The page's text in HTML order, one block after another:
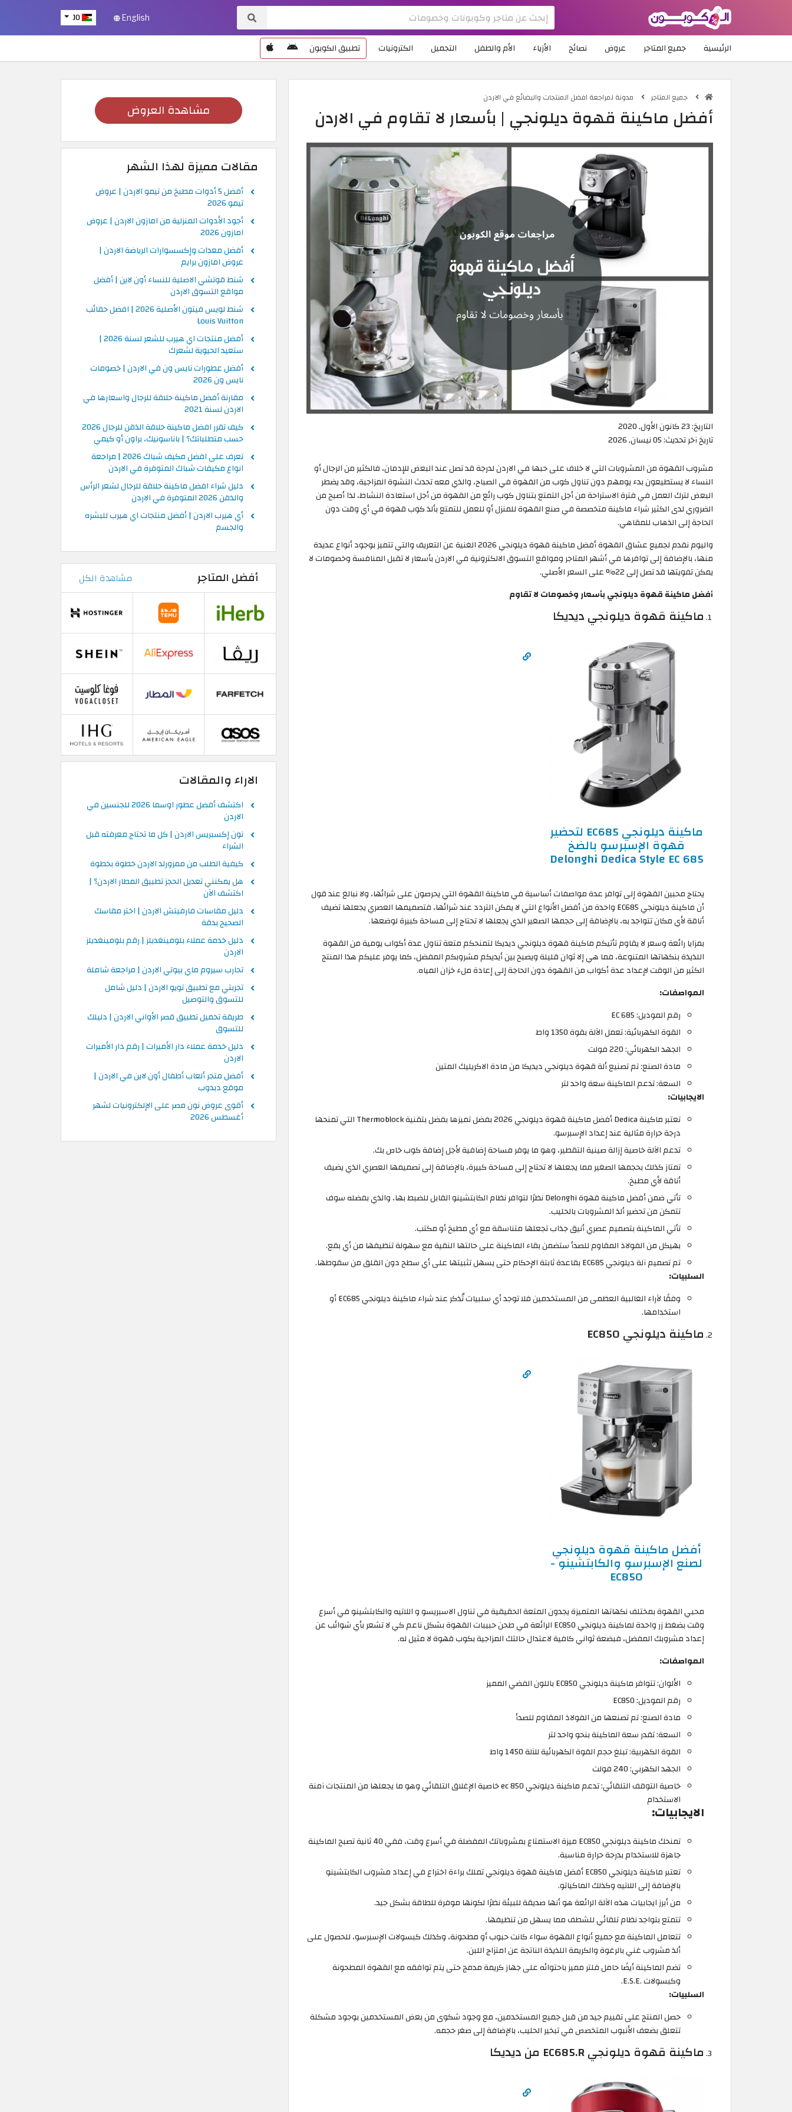
JO English
الرئيسية جميع المتاجر عروض نصائح الأزياء الأم والطفل التجميل الكترونيات تطبيق الكوبون
جميع المتاجر مدونة لمراجعة افضل المنتجات والبضائع في الاردن
أفضل ماكينة قهوة ديلونجي | بأسعار لا تقاوم في الاردن
التاريخ:23 كانون الأول, 2020
تاريخ آخر تحديث:05 نيسان, 2026
مشروب القهوة من المشروبات التي لا خلاف على حبها في الاردن لدرجة قد تصل عند البعض للإدمان، فالكثير من الرجال أو
النساء لا يستطيعون بدء يومهم دون تناول كوب من القهوة في الصباح، والذي معه تحدث النشوة المزاجية، وقد يضطر
البعض لترك العمل في فترة الاستراحة من أجل التمتع بتناول كوب رائع من القهوة من أجل استعادة النشاط، لذا أصبح من
الضروري لدى الكثير شراء ماكينة متخصصة في صنع القهوة للمنزل أو للعمل للتمتع بألذ كوب قهوة في أي وقت دون
الحاجة إلى الذهاب للمقاهي.
واليوم نقدم لجميع عشاق القهوة أفضل ماكينة قهوة ديلونجي 2026 الغنية عن التعريف والتي تتميز بوجود أنواع عديدة
منها، بالإضافة إلى توافرها في أشهر المتاجر ومواقع التسوق الالكترونية في الاردن بأسعار لا تقبل المنافسة وخصومات لا
يمكن تفويتها قد تصل إلى 22% على السعر الأصلي.
أفضل ماكينة قهوة ديلونجي بأسعار وخصومات لا تقاوم
ماكينة قهوة ديلونجي ديديكا
ماكينة ديلونجي EC685 لتحضير
قهوة الإسبرسو بالضخ
Delonghi Dedica Style EC 685
يحتاج محبين القهوة إلى توافر عدة مواصفات أساسية في ماكينة القهوة التي يحرصون على شرائها، ولا نبالغ عند قول
أن ماكينة ديلونجي EC685 واحدة من أفضل الأنواع التي لا يمكن التردد عند شرائها، فتصميمها العصري يجعلها تضيف
أناقة لأي مكان تتواجد به، بالإضافة إلى حجمها الصغير الذي يجعلها لا تحتاج إلى مساحة كبيرة لوضعها.
بمزايا رائعة وسعر لا يقاوم تأتيكم ماكينة قهوة ديلونجي ديديكا لتمنحكم متعة تناول عدة أكواب يومية من القهوة
اللذيذة بنكهاتها المتنوعة، فما هي إلا ثوان قليلة ويصبح بين أيديكم مشروبكم المفضل، كما يوفر عليكم هذا المنتج
الكثير من الوقت لإعداد عدة أكواب من القهوة دون الحاجة إلى إعادة ملء خزان المياه.
المواصفات:
رقم الموديل: EC 685
القوة الكهربائية: تعمل الآلة بقوة 1350 واط
الجهد الكهربائي: 220 فولت
مادة الصنع: تم تصنيع ألة قهوة ديلونجي ديديكا من مادة الاكريليك المتين
السعة: تدعم الماكينة سعة واحد لتر
الايجابيات:
تعتبر ماكينة Dedica أفضل ماكينة قهوة ديلونجي 2026 بفضل تميزها بفضل بتقنية Thermoblock التي تمنحها
درجة حرارة مثالية عند إعداد الإسبرسو.
تدعم الآلة خاصية إزالة صينية التقطير، وهو ما يوفر مساحة إضافية لأجل إضافة كوب خاص بك.
تمتاز كذلك بحجمها الصغير مما يجعلها لا تحتاج إلى مساحة كبيرة، بالإضافة إلى تصميمها العصري الذي يضيف
أناقة لأي مطبخ.
تأتي ضمن أفضل ماكينة قهوة Delonghi نظرًا لتوافر نظام الكابتشينو القابل للضبط بها، والذي بفضله سوف
تتمكن من تحضير ألذ المشروبات بالحليب.
تأتي الماكينة بتصميم عصري أنيق جذاب تجعلها متناسقة مع أي مطبخ أو مكتب.
بهيكل من الفولاذ المقاوم للصدأ ستضمن بقاء الماكينة على حالتها النقية مع سهولة تنظيفها من أي بقع.
تم تصميم آلة ديلونجي EC685 بقاعدة ثابتة الإحكام حتى يسهل تثبيتها على أي سطح دون القلق من سقوطها.
السلبيات:
وفقًا لآراء الغالبية العظمى من المستخدمين فلا توجد أي سلبيات تُذكر عند شراء ماكينة ديلونجي EC685 أو
استخدامها.
ماكينة ديلونجي EC850
أفضل ماكينة قهوة ديلونجي
لصنع الإسبرسو والكابتشينو -
EC850
محبي القهوة بمختلف نكهاتها المتميزة يجدون المتعة الحقيقية في تناول الاسبريسو و اللاتيه والكابتشينو في أسرع
وقت بضغط زر واحدة لماكينة ديلونجي EC850 الرائعة في طحن حبيبات القهوة بشكل ناعم كي لا تشعر بأي شوائب عن
إعداد مشروبك المفضل، فبضعة ثواني كافية لاعتدال حالتك المزاجية بكوب قهوة لا مثيل له.
المواصفات:
الألوان: تتوافر ماكينة ديلونجي EC850 باللون الفضي المميز
رقم الموديل: EC850
مادة الصنع: تم تصنعها من الفولاذ المقاوم للصدأ
السعة: تقدر سعة الماكينة بنحو واحد لتر
القوة الكهربية: تبلغ حجم القوة الكهربائية للآلة 1450 واط
الجهد الكهربي: 240 فولت
خاصية التوقف التلقائي: تدعم ماكينة ديلونجي ec 850 خاصية الإغلاق التلقائي وهو ما يجعلها من المنتجات آمنة
الاستخدام
الايجابيات:
تمنحك ماكينة ديلونجي EC850 ميزة الاستمتاع بمشروباتك المفضلة في أسرع وقت، ففي 40 ثانية تصبح الماكينة
جاهزة للاستخدام بدرجة حرارة مناسبة.
تعتبر ماكينة ديلونجي EC850 أفضل ماكينة قهوة ديلونجي تملك براءة اختراع في إعداد مشروب الكابتشينو
بالإضافة إلى اللاتيه وكذلك الماكياتو.
من أبرز ايجابيات هذه الآلة الرائعة هو أنها صديقة للبيئة نظرًا لكونها موفرة للطاقة بشكل جيد.
تتمتع بتواجد نظام تلقائي للشطف مما يسهل من تنظيفها.
تتعامل الماكينة مع جميع أنواع القهوة سواء كانت حبوب أو مطحونة، وكذلك كبسولات الإسبرسو، للحصول على
ألذ مشروب غني بالرغوة والكريمة اللذيذة الناتجة عن امتزاج اللبن.
تضم الماكينة أيضًا حامل فلتر مميز باحتوائه على جهاز كريمة مدمج حتى يتم توافقه مع القهوة المطحونة
وكبسولات .E.S.E.
السلبيات:
حصل المنتج على تقييم جيد من قبل جميع المستخدمين، مع وجود شكوى من بعض المستخدمين بوجود مشكلة
تتعلق بضعف الأنبوب المتخصص في تبخير الحليب، بالإضافة إلى صغر حجمه.
ماكينة قهوة ديلونجي EC685.R من ديديكا
مشاهدة العروض
مقالات مميزة لهذا الشهر
أفضل 5 أدوات مطبخ من تيمو الاردن | عروض
تيمو 2026
أجود الأدوات المنزلية من امازون الاردن | عروض
امازون 2026
أفضل معدات وإكسسوارات الرياضة الاردن |
عروض امازون برايم
شنط قوتشي الاصلية للنساء أون لاين | أفضل
مواقع التسوق الاردن
شنط لويس فيتون الأصلية 2026 | افضل حقائب
Louis Vuitton
أفضل منتجات اي هيرب للشعر لسنة 2026 |
ستعيد الحيوية لشعرك
أفضل عطورات نايس ون في الاردن | خصومات
نايس ون 2026
مقارنة أفضل ماكينة حلاقة للرجال واسعارها في
الاردن لسنة 2021
كيف تقرر افضل ماكينة حلاقة الذقن للرجال 2026
حسب متطلباتك؟ | باناسونيك، براون أو كيمي
تعرف على افضل مكيف شباك 2026 | مراجعة
انواع مكيفات شباك المتوفرة في الاردن
دليل شراء افضل ماكينة حلاقة للرجال لشعر الرأس
والذقن 2026 المتوفرة في الاردن
أي هيرب الاردن | أفضل منتجات اي هيرب للبشره
والجسم
أفضل المتاجر مشاهدة الكل
الاراء والمقالات
اكتشف أفضل عطور اوسما 2026 للجنسين في
الاردن
نون إكسبريس الاردن | كل ما تحتاج معرفته قبل
الشراء
كيفية الطلب من ممزورلد الاردن خطوة بخطوة
هل يمكنني تعديل الحجز تطبيق المطار الاردن؟ |
اكتشف الآن
دليل مقاسات فارفيتش الاردن | اختر مقاسك
الصحيح بدقة
دليل خدمة عملاء بلومينغديلز | رقم بلومينغديلز
الاردن
تجارب سيروم ماي بيوتي الاردن | مراجعة شاملة
تجربتي مع تطبيق تويو الاردن | دليل شامل
للتسوق والتوصيل
طريقة تحميل تطبيق قصر الأواني الاردن | دليلك
للتسوق
دليل خدمة عملاء دار الأميرات | رقم دار الأميرات
الاردن
أفضل متجر ألعاب أطفال أون لاين في الاردن |
موقع دبدوب
أقوى عروض نون مصر على الإلكترونيات لشهر
أغسطس 2026